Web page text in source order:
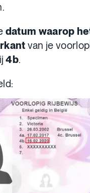
datum waarop
van je
4b.